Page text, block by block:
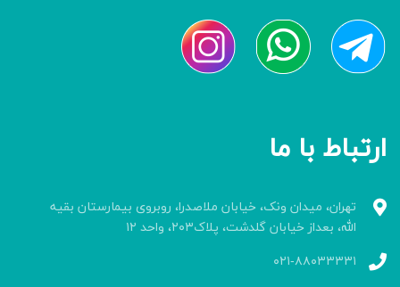
ارتباط با ما
تهران، میدان ونک، خیابان ملاصدرا، روبروی بیمارستان بقیه
الله، بعداز خیابان گلدشت، پلاک۲۰۳، واحد ۱۲
۰۲۱-۸۸۰۳۳۳۳۱